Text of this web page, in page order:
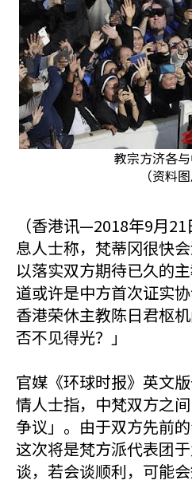
教宗方济各
（资料图
（香港讯—2018年9月
息人士称，梵蒂冈很快
以落实双方期待已久的
道或许是中方首次证实
香港荣休主教陈日君枢
否不见得光？」
官媒《环球时报》英文
情人士指，中梵双方之
争议」。由于双方先前
这次将是梵方派代表团
谈，若会谈顺利，可能会